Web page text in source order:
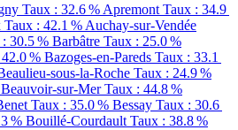
Taux : 32.6 % Apremont Taux : 34.9
Taux : 42.1 % Auchay-sur-Vendée
30.5 % Barbâtre Taux : 25.0 %
% Bazoges-en-Pareds Taux : 33.1
sous-la-Roche Taux : 24.9 %
Beauvoir-sur-MerTaux : 44.8 %
Taux : 35.0 % Bessay Taux : 30.6
% Bouillé-Courdault Taux : 38.8 %